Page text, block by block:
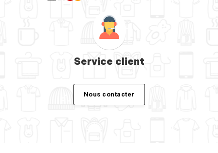
Service client
Nous contacter